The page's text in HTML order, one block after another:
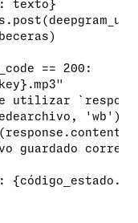
texto}
== 200:
utilizar
'wb')
guardado